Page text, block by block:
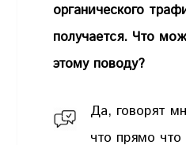
органического
получается. Что
этому поводу?
Да, говорят
что прямо что